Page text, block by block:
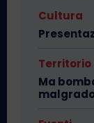
Cultura
Territorio
Ma